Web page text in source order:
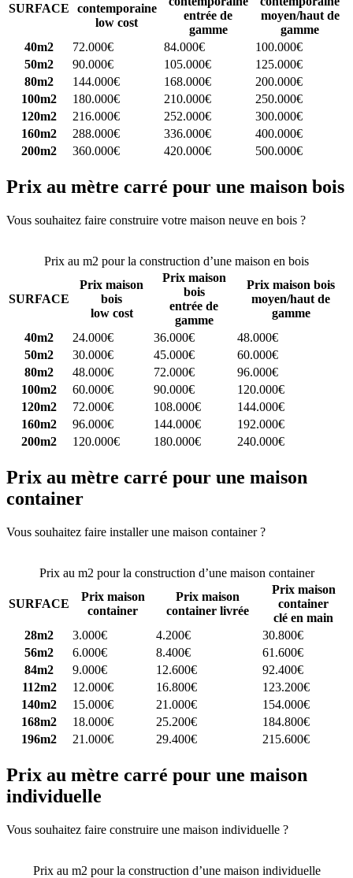
SURFACE
contemporaine
low cost
entrée de
gamme
moyen/haut de
gamme
40m2
72.000€ 84.000€
100.000€
50m2
90.000€ 105.000€
125.000€
80m2
144.000€ 168.000€
200.000€
100m2
180.000€ 210.000€
250.000€
120m2
216.000€ 252.000€
300.000€
160m2
288.000€ 336.000€
400.000€
200m2
360.000€ 420.000€ 500.000€
Prix au mètre carré pour une maison bois
Vous souhaitez faire construire votre maison neuve en bois ?
Prix au m2 pour la construction d’une maison en bois
SURFACE
Prix maison
bois
low cost
Prix maison
bois
entrée de
gamme
Prix maison bois
moyen/haut de
gamme
40m2
24.000€ 36.000€
48.000€
50m2
30.000€ 45.000€
60.000€
80m2
48.000€ 72.000€
96.000€
100m2
60.000€ 90.000€
120.000€
120m2
72.000€ 108.000€
144.000€
160m2
96.000€ 144.000€
192.000€
200m2
120.000€ 180.000€ 240.000€
Prix au mètre carré pour une maison
container
Vous souhaitez faire installer une maison container ?
Prix au m2 pour la construction d’une maison container
SURFACE
Prix maison
container
Prix maison
container livrée
Prix maison
container
clé en main
28m2
3.000€ 4.200€
30.800€
56m2
6.000€ 8.400€
61.600€
84m2
9.000€ 12.600€
92.400€
112m2
12.000€ 16.800€
123.200€
140m2
15.000€ 21.000€
154.000€
168m2
18.000€ 25.200€
184.800€
196m2
21.000€ 29.400€ 215.600€
Prix au mètre carré pour une maison
individuelle
Vous souhaitez faire construire une maison individuelle ?
Prix au m2 pour la construction d’une maison individuelle